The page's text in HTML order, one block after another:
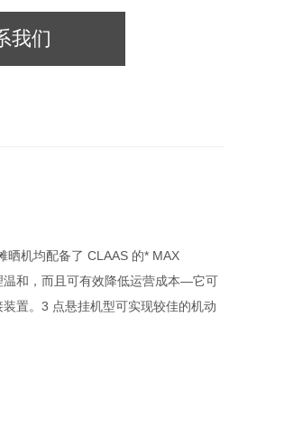
我们
晒机均配备了 CLAAS 的* MAX
温和，而且可有效降低运营成本—它可
置。3 点悬挂机型可实现较佳的机动